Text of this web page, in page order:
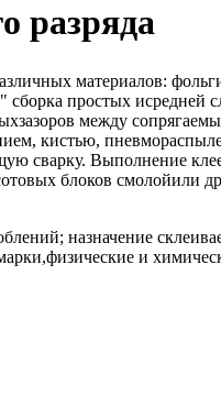
разряда
материалов:
простых
между
кистью,
сварку. Выполнение
блоков смолойили
назначение
и